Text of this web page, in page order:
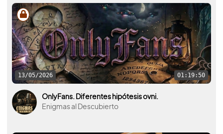
13/05/2026 01:19:50
OnlyFans. Diferentes hipótesis ovni.
Enigmas al Descubierto